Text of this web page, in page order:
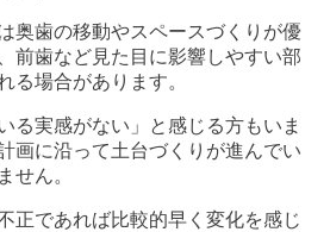
奥歯の移動やスペースづくりが優
前歯など見た目に影響しやすい部
る場合があります。
る実感がない」と感じる方もいま
画に沿って土台づくりが進んでい
せん。
正であれば比較的早く変化を感じ